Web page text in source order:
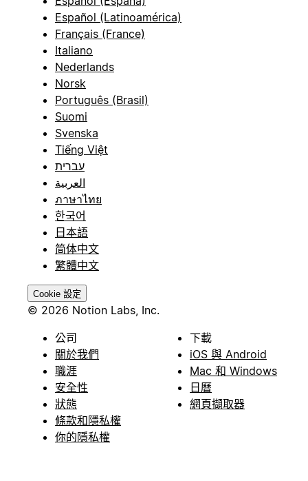
Español (Latinoamérica)
Français (France)
Italiano
Nederlands
Norsk
Português (Brasil)
Suomi
Svenska
Tiếng Việt
עברית
العربية
ภาษาไทย
한국어
日本語
简体中文
繁體中文
Cookie 設定
© 2026 Notion Labs, Inc.
公司
關於我們
職涯
安全性
狀態
條款和隱私權
你的隱私權
下載
iOS 與 Android
Mac 和 Windows
日曆
網頁擷取器